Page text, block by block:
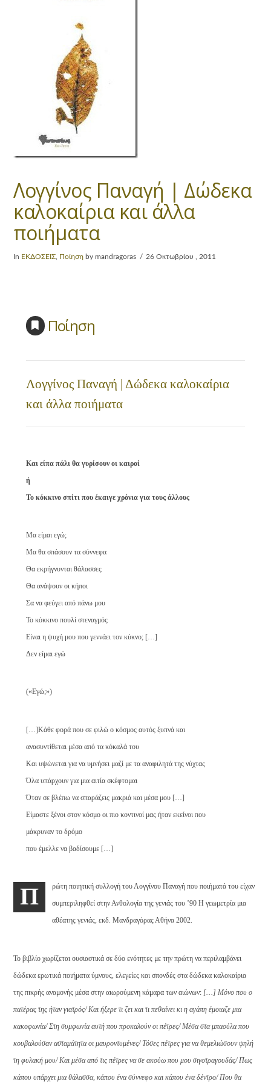
Λογγίνος Παναγή | Δώδεκα
καλοκαίρια και άλλα
ποιήματα
In ΕΚΔΟΣΕΙΣ Ποίηση by mandragoras 26 Οκτωβρίου , 2011
Ποίηση
Λογγίνος Παναγή | Δώδεκα καλοκαίρια
και άλλα ποιήματα
Και είπα πάλι θα γυρίσουν οι καιροί
ή
Το κόκκινο σπίτι που έκαιγε χρόνια για τους άλλους
Μα είμαι εγώ;
Μα θα σπάσουν τα σύννεφα
Θα εκρήγνυνται θάλασσες
Θα ανάψουν οι κήποι
Σα να φεύγει από πάνω μου
Το κόκκινο πουλί στεναγμός
Είναι η ψυχή μου που γεννάει τον κύκνο; […]
Δεν είμαι εγώ
(«Εγώ;»)
[…]Κάθε φορά που σε φιλώ ο κόσμος αυτός ξυπνά και
ανασυντίθεται μέσα από τα κόκαλά του
Και υψώνεται για να υμνήσει μαζί με τα αναφιλητά της νύχτας
Όλα υπάρχουν για μια αιτία σκέφτομαι
Όταν σε βλέπω να σπαράζεις μακριά και μέσα μου […]
Είμαστε ξένοι στον κόσμο οι πιο κοντινοί μας ήταν εκείνοι που
μάκρυναν το δρόμο
που έμελλε να βαδίσουμε […]
Π
ρώτη ποιητική συλλογή του Λογγίνου Παναγή που ποιήματά του είχαν
συμπεριληφθεί στην Ανθολογία της γενιάς του ’90 Η γεωμετρία μια
αθέατης γενιάς, εκδ. Μανδραγόρας Αθήνα 2002.
Το βιβλίο χωρίζεται ουσιαστικά σε δύο ενότητες με την πρώτη να περιλαμβάνει
δώδεκα ερωτικά ποιήματα ύμνους, ελεγείες και σπονδές στα δώδεκα καλοκαίρια
της πικρής αναμονής μέσα στην αιωρούμενη κάμαρα των αιώνων: […] Μόνο που ο
πατέρας της ήταν γιατρός/ Και ήξερε τι ζει και τι πεθαίνει κι η αγάπη έμοιαζε μια
κακοφωνία/ Στη συμφωνία αυτή που προκαλούν οι πέτρες/ Μέσα στα μπαούλα που
κουβαλούσαν ασταμάτητα οι μαυροντυμένες/ Τόσες πέτρες για να θεμελιώσουν ψηλή
τη φυλακή μου/ Και μέσα από τις πέτρες να σε ακούω που μου σιγοτραγουδάς/ Πως
κάπου υπάρχει μια θάλασσα, κάπου ένα σύννεφο και κάπου ένα δέντρο/ Που θα